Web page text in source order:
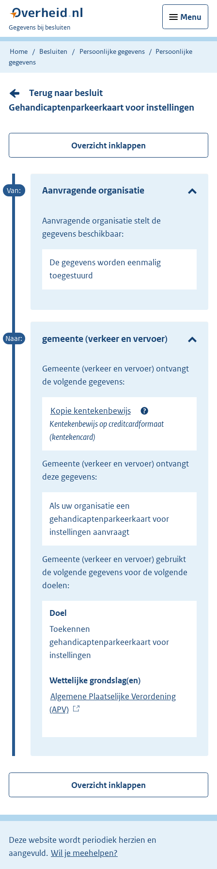
Menu
U
bent
nu
Gegevens bij besluiten
Home Besluiten Persoonlijke gegevens
Persoonlijke
gegevens
Terug naar besluit
Gehandicaptenparkeerkaart voor instellingen
Overzicht inklappen
Aanvragende organisatie
Aanvragende organisatie stelt de
gegevens beschikbaar:
De gegevens worden eenmalig
toegestuurd
gemeente (verkeer en vervoer)
gemeente (verkeer en vervoer) ontvangt
de volgende gegevens:
Kopie kentekenbewijs
Kentekenbewijs op creditcardformaat
(kentekencard)
gemeente (verkeer en vervoer) ontvangt
deze gegevens:
Als uw organisatie een
gehandicaptenparkeerkaart voor
instellingen aanvraagt
gemeente (verkeer en vervoer) gebruikt
de volgende gegevens voor de volgende
doelen:
Doel
Toekennen
gehandicaptenparkeerkaart voor
instellingen
Wettelijke grondslag(en)
Algemene Plaatselijke Verordening
(APV)(
x
r
n
l
n
k
Overzicht inklappen
Deze website wordt periodiek herzien en
aangevuld. Wil je meehelpen?